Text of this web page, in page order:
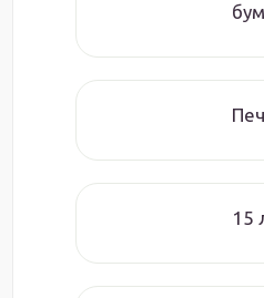
15